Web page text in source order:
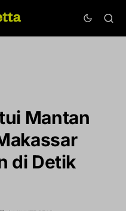
Mantan
di Detik